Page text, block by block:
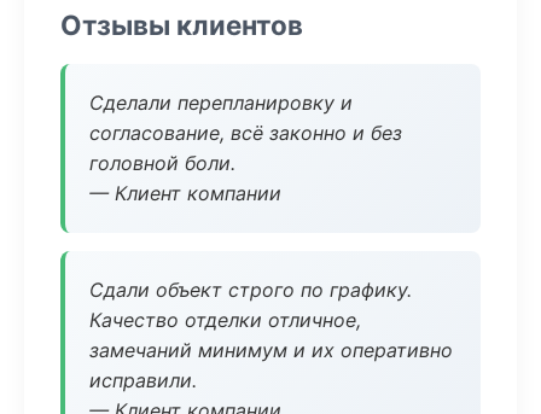
Отзывы клиентов
Сделали перепланировку и
согласование, всё законно и без
головной боли.
— Клиент компании
Сдали объект строго по графику.
Качество отделки отличное,
замечаний минимум и их оперативно
исправили.